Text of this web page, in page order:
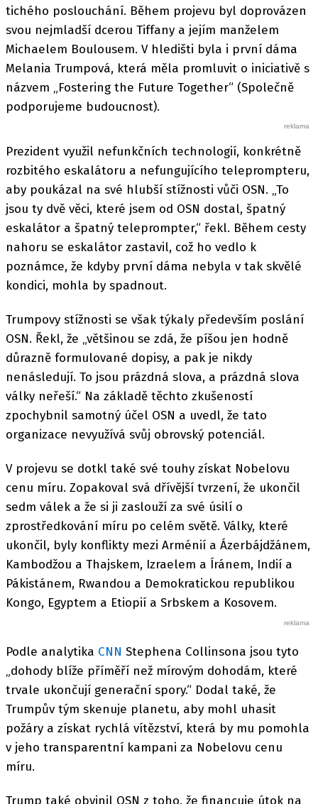
tichého poslouchání. Během projevu byl doprovázen
svou nejmladší dcerou Tiffany a jejím manželem
Michaelem Boulousem. V hledišti byla i první dáma
Melania Trumpová, která měla promluvit o iniciativě s
názvem „Fostering the Future Together“ (Společně
podporujeme budoucnost).
Prezident využil nefunkčních technologií, konkrétně
rozbitého eskalátoru a nefungujícího teleprompteru,
aby poukázal na své hlubší stížnosti vůči OSN. „To
jsou ty dvě věci, které jsem od OSN dostal, špatný
eskalátor a špatný teleprompter,“ řekl. Během cesty
nahoru se eskalátor zastavil, což ho vedlo k
poznámce, že kdyby první dáma nebyla v tak skvělé
kondici, mohla by spadnout.
Trumpovy stížnosti se však týkaly především poslání
OSN. Řekl, že „většinou se zdá, že píšou jen hodně
důrazně formulované dopisy, a pak je nikdy
nenásledují. To jsou prázdná slova, a prázdná slova
války neřeší.“ Na základě těchto zkušeností
zpochybnil samotný účel OSN a uvedl, že tato
organizace nevyužívá svůj obrovský potenciál.
V projevu se dotkl také své touhy získat Nobelovu
cenu míru. Zopakoval svá dřívější tvrzení, že ukončil
sedm válek a že si ji zaslouží za své úsilí o
zprostředkování míru po celém světě. Války, které
ukončil, byly konflikty mezi Arménií a Ázerbájdžánem,
Kambodžou a Thajskem, Izraelem a Íránem, Indií a
Pákistánem, Rwandou a Demokratickou republikou
Kongo, Egyptem a Etiopií a Srbskem a Kosovem.
Podle analytika CNN Stephena Collinsona jsou tyto
„dohody blíže příměří než mírovým dohodám, které
trvale ukončují generační spory.“ Dodal také, že
Trumpův tým skenuje planetu, aby mohl uhasit
požáry a získat rychlá vítězství, která by mu pomohla
v jeho transparentní kampani za Nobelovu cenu
míru.
Trump také obvinil OSN z toho, že financuje útok na